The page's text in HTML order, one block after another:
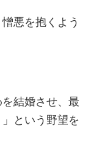
悪を抱くよう
を結婚させ、最
という野望を